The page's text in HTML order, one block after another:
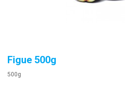
Figue 500g
500g